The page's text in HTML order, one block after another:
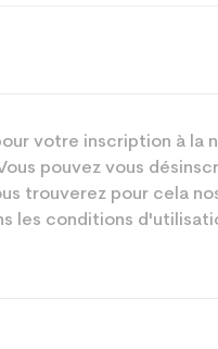
votre inscription à la
pouvez vous
trouverez pour cela
les conditions